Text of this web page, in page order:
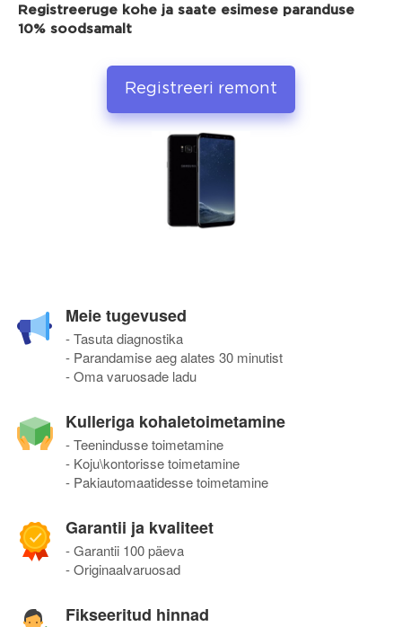
Registreeruge kohe ja saate esimese paranduse
10% soodsamalt
Registreeri remont
Meie tugevused
- Tasuta diagnostika
- Parandamise aeg alates 30 minutist
- Oma varuosade ladu
Kulleriga kohaletoimetamine
- Teenindusse toimetamine
- Koju\kontorisse toimetamine
- Pakiautomaatidesse toimetamine
Garantii ja kvaliteet
- Garantii 100 päeva
- Originaalvaruosad
Fikseeritud hinnad